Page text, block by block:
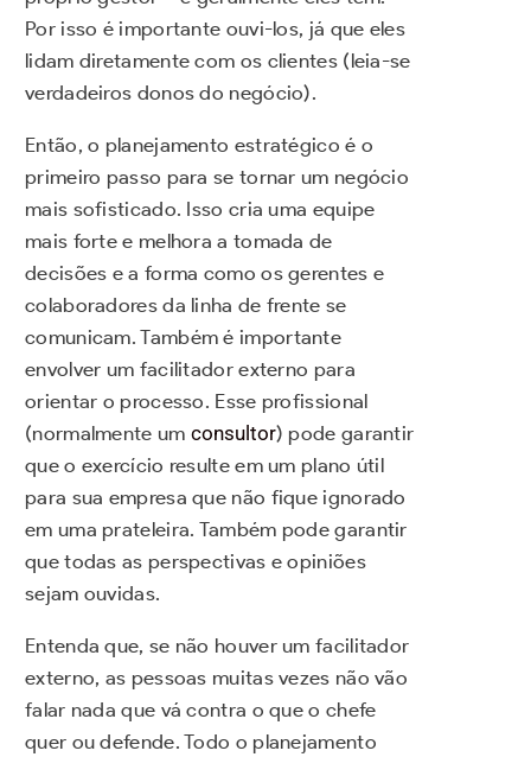
Por isso é importante ouvi-los, já que eles
lidam diretamente com os clientes (leia-se
verdadeiros donos do negócio).
Então, o planejamento estratégico é o
primeiro passo para se tornar um negócio
mais sofisticado. Isso cria uma equipe
mais forte e melhora a tomada de
decisões e a forma como os gerentes e
colaboradores da linha de frente se
comunicam. Também é importante
envolver um facilitador externo para
orientar o processo. Esse profissional
(normalmente um consultor) pode garantir
que o exercício resulte em um plano útil
para sua empresa que não fique ignorado
em uma prateleira. Também pode garantir
que todas as perspectivas e opiniões
sejam ouvidas.
Entenda que, se não houver um facilitador
externo, as pessoas muitas vezes não vão
falar nada que vá contra o que o chefe
quer ou defende. Todo o planejamento